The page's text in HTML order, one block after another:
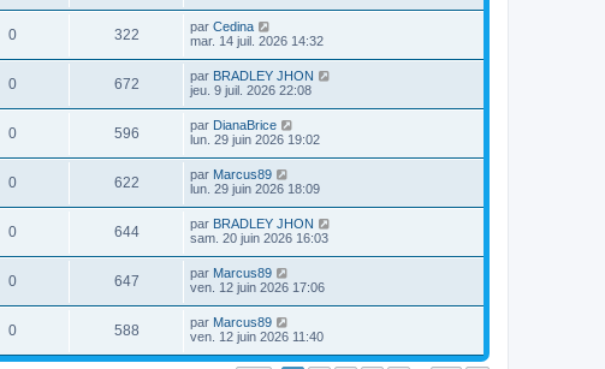
0 322 par Cedina
mar. 14 juil. 2026 14:32
0 672 par BRADLEY JHON
jeu. 9 juil. 2026 22:08
0 596 par DianaBrice
lun. 29 juin 2026 19:02
0 622 par Marcus89
lun. 29 juin 2026 18:09
0 644 par BRADLEY JHON
sam. 20 juin 2026 16:03
0 647 par Marcus89
ven. 12 juin 2026 17:06
0 588 par Marcus89
ven. 12 juin 2026 11:40